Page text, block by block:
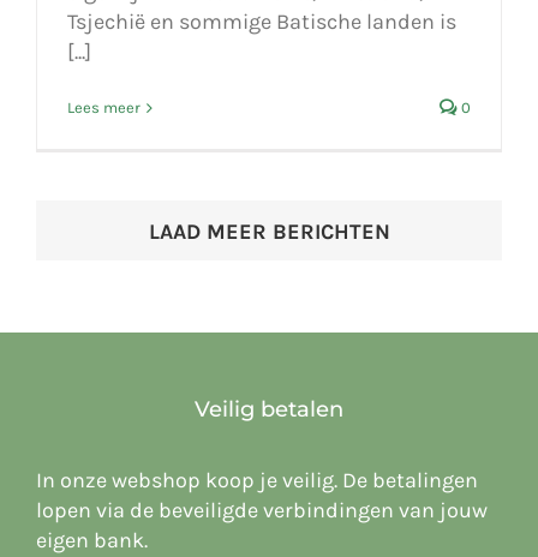
Tsjechië en sommige Batische landen is
[...]
Lees meer 0
LAAD MEER BERICHTEN
Veilig betalen
In onze webshop koop je veilig. De betalingen
lopen via de beveiligde verbindingen van jouw
eigen bank.